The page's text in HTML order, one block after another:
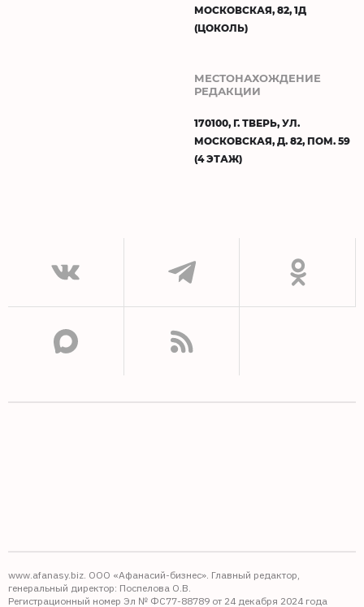
МОСКОВСКАЯ, 82, 1Д
(ЦОКОЛЬ)
МЕСТОНАХОЖДЕНИЕ
РЕДАКЦИИ
170100, Г. ТВЕРЬ, УЛ.
МОСКОВСКАЯ, Д. 82, ПОМ. 59
(4 ЭТАЖ)
www.afanasy.biz. ООО «Афанасий-бизнес». Главный редактор,
генеральный директор: Поспелова О.В.
Регистрационный номер Эл № ФС77-88789 от 24 декабря 2024 года